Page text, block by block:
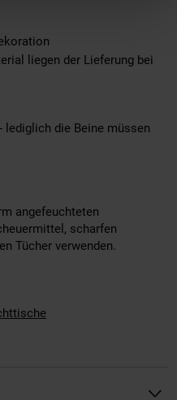
liegen der Lieferung bei
die Beine müssen
angefeuchteten
scharfen
Tücher verwenden.